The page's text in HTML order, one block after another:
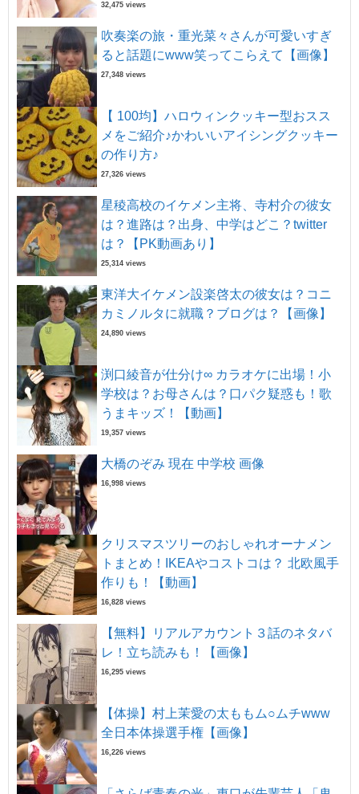
32,475 views
吹奏楽の旅・重光菜々さんが可愛いすぎ
ると話題にwww笑ってこらえて【画像】
27,348 views
【 100均】ハロウィンクッキー型おスス
メをご紹介♪かわいいアイシングクッキー
の作り方♪
27,326 views
星稜高校のイケメン主将、寺村介の彼女
は？進路は？出身、中学はどこ？twitter
は？【PK動画あり】
25,314 views
東洋大イケメン設楽啓太の彼女は？コニ
カミノルタに就職？ブログは？【画像】
24,890 views
渕口綾音が仕分け∞ カラオケに出場！小
学校は？お母さんは？口パク疑惑も！歌
うまキッズ！【動画】
19,357 views
大橋のぞみ 現在 中学校 画像
16,998 views
クリスマスツリーのおしゃれオーナメン
トまとめ！IKEAやコストコは？ 北欧風手
作りも！【動画】
16,828 views
【無料】リアルアカウント３話のネタバ
レ！立ち読みも！【画像】
16,295 views
【体操】村上茉愛の太ももム○ムチwww
全日本体操選手権【画像】
16,226 views